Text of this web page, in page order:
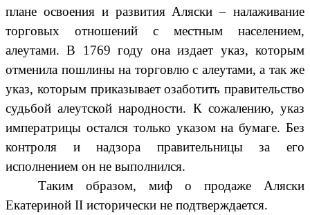
плане освоения и развития Аляски – налаживание
торговых отношений с местным населением,
алеутами. В 1769 году она издает указ, которым
отменила пошлины на торговлю с алеутами, а так же
указ, которым приказывает озаботить правительство
судьбой алеутской народности. К сожалению, указ
императрицы остался только указом на бумаге. Без
контроля и надзора правительницы за его
исполнением он не выполнился.
Таким образом, миф о продаже Аляски
Екатериной II исторически не подтверждается.